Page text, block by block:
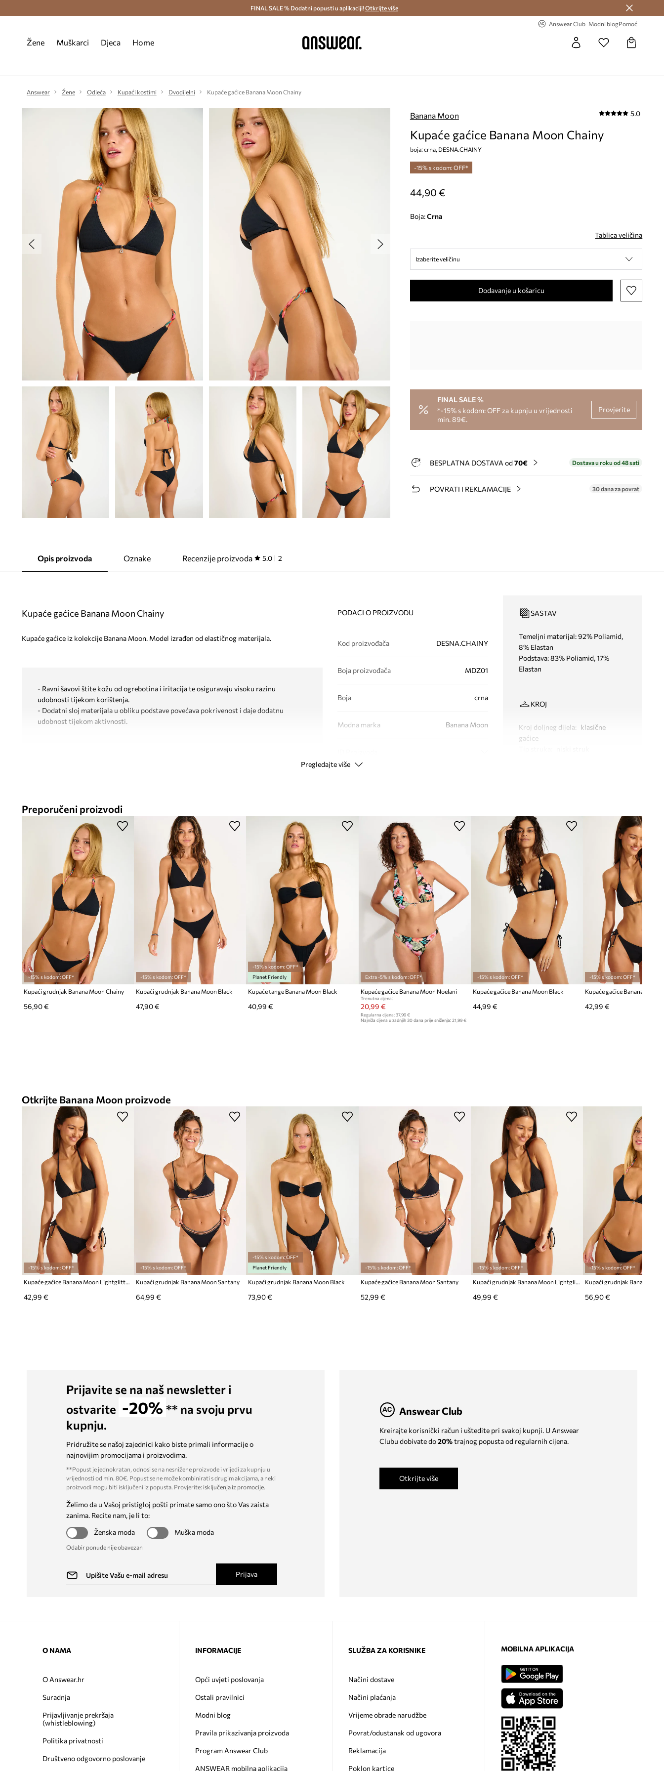
Besplatna dostava i povrat (od 70€) > Dostava u roku 48 sati >
FINAL SALE % Dodatni popusti u aplikaciji!Otkrijte više
Answear Club Modni blogPomoć
Žene Muškarci Djeca Home
Answear Žene Odjeća Kupaći kostimi Dvodijelni Kupaće gaćice Banana Moon Chainy
Banana Moon 5.0
Kupaće gaćice Banana Moon Chainy
boja: crna, DESNA.CHAINY
-15% s kodom: OFF*
44,90 €
Boja: crna
Tablica veličina
Izaberite veličinu
Dodavanje u košaricu
FINAL SALE %
*-15% s kodom: OFF za kupnju u vrijednosti
min. 89€.
Provjerite
BESPLATNA DOSTAVA od 70€ Dostava u roku od 48 sati
POVRATI I REKLAMACIJE 30 dana za povrat
Opis proizvoda Oznake Recenzije proizvoda 5.0 2
Kupaće gaćice Banana Moon Chainy
Kupaće gaćice iz kolekcije Banana Moon. Model izrađen od elastičnog materijala.
- Ravni šavovi štite kožu od ogrebotina i iritacija te osiguravaju visoku razinu
udobnosti tijekom korištenja.
- Dodatni sloj materijala u obliku podstave povećava pokrivenost i daje dodatnu
udobnost tijekom aktivnosti.
PODACI O PROIZVODU
Kod proizvođača DESNA.CHAINY
Boja proizvođača MDZ01
Boja crna
Modna marka Banana Moon
SASTAV
Temeljni materijal: 92% Poliamid,
8% Elastan
Podstava: 83% Poliamid, 17%
Elastan
KROJ
Kroj doljneg dijela: klasične
gaćice
DIMENZIJE
Manja veličina
Preporučamo da odaberete veću veličinu
nego što inače nosite.
Tablica veličina
TEHNIČKI PODACI
Učvršćivanje košarice
bez
učvršćenja
Pregledajte više
Preporučeni proizvodi
-15% s kodom: OFF*
Kupaći grudnjak Banana Moon Chainy
56,90 €
-15% s kodom: OFF*
Kupaći grudnjak Banana Moon Black
47,90 €
-15% s kodom: OFF*
Planet Friendly
Kupaće tange Banana Moon Black
40,99 €
Extra -5% s kodom: OFF*
Kupaće gaćice Banana Moon Noelani
Trenutna cijena:
20,99 €
Regularna cijena: 37,99 €
Najniža cijena u zadnjih 30 dana prije sniženja: 21,99 €
-15% s kodom: OFF*
Kupaće gaćice Banana Moon Black
44,99 €
-15% s kodom: OFF*
42,99 €
Otkrijte Banana Moon proizvode
-15% s kodom: OFF*
Kupaće gaćice Banana Moon Lightglitter
42,99 €
-15% s kodom: OFF*
Kupaći grudnjak Banana Moon Santany
64,99 €
-15% s kodom: OFF*
Planet Friendly
Kupaći grudnjak Banana Moon Black
73,90 €
-15% s kodom: OFF*
Kupaće gaćice Banana Moon Santany
52,99 €
-15% s kodom: OFF*
Kupaći grudnjak Banana Moon Lightglitter
49,99 €
-15% s kodom: OFF*
Kupaći grudnjak Banana
56,90 €
Prijavite se na naš newsletter i
ostvarite -20% ** na svoju prvu
kupnju.
Pridružite se našoj zajednici kako biste primali informacije o
najnovijim promocijama i proizvodima.
**Popust je jednokratan, odnosi se na nesnižene proizvode i vrijedi za kupnju u
vrijednosti od min. 80€. Popust se ne može kombinirati s drugim akcijama, a neki
proizvodi mogu biti isključeni iz popusta. Provjerite: isključenja iz promocije.
Želimo da u Vašoj pristigloj pošti primate samo ono što Vas zaista
zanima. Recite nam, je li to:
Ženska moda
Muška moda
Odabir ponude nije obavezan
Prijava
Answear Club
Kreirajte korisnički račun i uštedite pri svakoj kupnji. U Answear
Clubu dobivate do20%trajnog popusta od regularnih cijena.
Otkrijte više
O NAMA
O Answear.hr
Suradnja
Prijavljivanje prekršaja
(whistleblowing)
Politika privatnosti
Društveno odgovorno poslovanje
INFORMACIJE
Opći uvjeti poslovanja
Ostali pravilnici
Modni blog
Pravila prikazivanja proizvoda
Program Answear Club
ANSWEAR mobilna aplikacija
SLUŽBA ZA KORISNIKE
Načini dostave
Načini plaćanja
Vrijeme obrade narudžbe
Povrat/odustanak od ugovora
Reklamacija
Poklon kartice
MOBILNA APLIKACIJA